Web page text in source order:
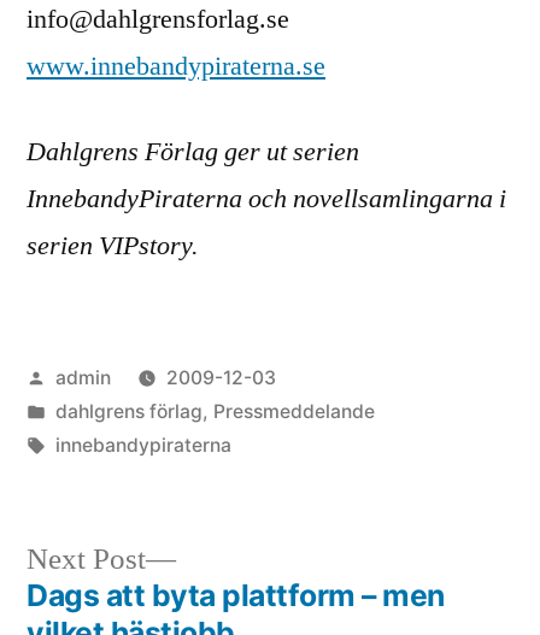
info@dahlgrensforlag.se
www.innebandypiraterna.se
Dahlgrens Förlag ger ut serien
InnebandyPiraterna och novellsamlingarna i
serien VIPstory.
Posted
by
admin
2009-12-03
Posted
in
dahlgrens förlag, Pressmeddelande
Tags:
innebandypiraterna
Post
Next Post
Next
post:
Dags att byta plattform – men